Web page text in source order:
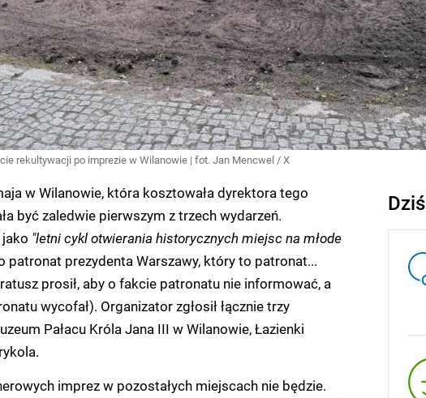
rekultywacji po imprezie w Wilanowie | fot. Jan Mencwel / X
w Wilanowie, która kosztowała dyrektora tego
być zaledwie pierwszym z trzech wydarzeń.
"letni cykl otwierania historycznych miejsc na młode
patronat prezydenta Warszawy, który to patronat...
prosił, aby o fakcie patronatu nie informować, a
wycofał). Organizator zgłosił łącznie trzy
Pałacu Króla Jana III w Wilanowie, Łazienki
imprez w pozostałych miejscach nie będzie.